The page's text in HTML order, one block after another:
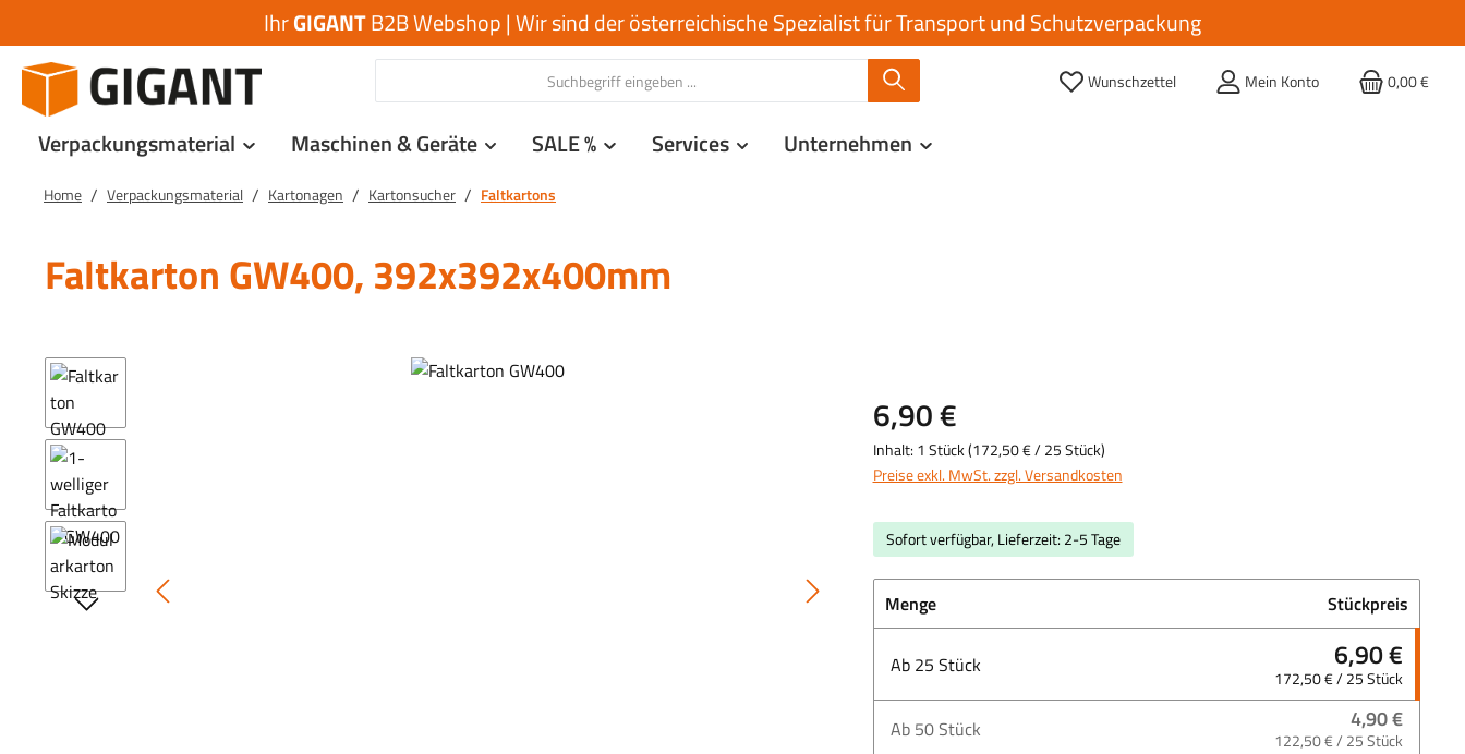
IhrGIGANTB2B Webshop | Wir sind der österreichische Spezialist für Transport und Schutzverpackung
Wunschzettel Mein Konto 0,00 €
Verpackungsmaterial Maschinen & Geräte SALE % Services Unternehmen
Home / Verpackungsmaterial / Kartonagen / Kartonsucher / Faltkartons
Faltkarton GW400, 392x392x400mm
Bildergalerie überspringen
6,90 €
Inhalt: 1 Stück(172,50 €/ 25 Stück)
Preise exkl. MwSt. zzgl. Versandkosten
Sofort verfügbar, Lieferzeit: 2-5 Tage
Menge Stückpreis
Ab 25 Stück 6,90 €
172,50 € / 25 Stück
Ab 50Stück 4,90 €
122,50 € / 25 Stück